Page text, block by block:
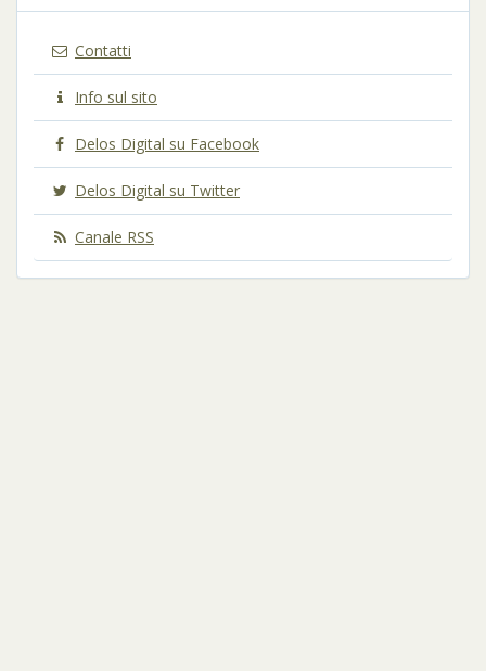
Contatti
Info sul sito
Delos Digital su Facebook
Delos Digital su Twitter
Canale RSS